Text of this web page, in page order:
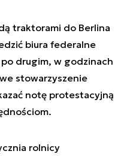
traktorami do Berlina
biura federalne
po drugim, w godzinach
stowarzyszenie
notę protestacyjną
rolnicy